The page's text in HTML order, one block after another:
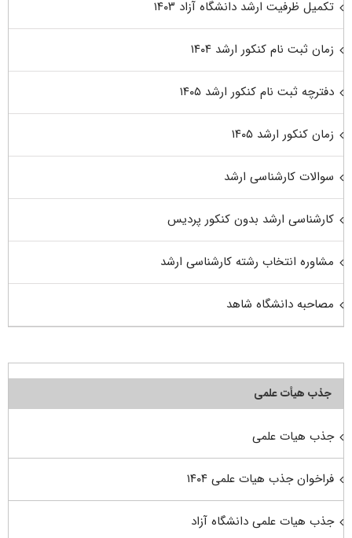
تکمیل ظرفیت ارشد دانشگاه آزاد ۱۴۰۳
زمان ثبت نام کنکور ارشد ۱۴۰۴
دفترچه ثبت نام کنکور ارشد ۱۴۰۵
زمان کنکور ارشد ۱۴۰۵
سوالات کارشناسی ارشد
کارشناسی ارشد بدون کنکور پردیس
مشاوره انتخاب رشته کارشناسی ارشد
مصاحبه دانشگاه شاهد
جذب هیأت علمی
جذب هیات علمی
فراخوان جذب هیات علمی ۱۴۰۴
جذب هیات علمی دانشگاه آزاد